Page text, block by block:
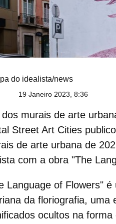
do idealista/news
19 Janeiro 2023, 8:36
murais de arte
Street Art Cities
de arte urbana de
com a obra "The
Language of Flowers" é
da floriografia, uma
ocultos na